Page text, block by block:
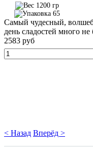
1200 гр
65
Самый чудесный,
день сладостей много не
2583 руб
< Назад Вперёд >